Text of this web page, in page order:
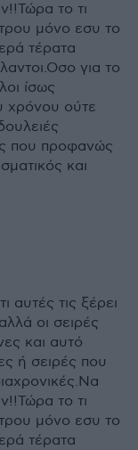
το τι
μόνο εσυ το
τέρατα
για το
ίσως
χρόνου ούτε
που προφανώς
και
αυτές τις ξέρει
οι σειρές
και αυτό
ή σειρές που
το τι
μόνο εσυ το
τέρατα